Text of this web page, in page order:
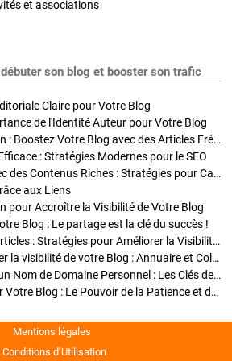
et associations
son blog et booster son trafic
Claire pour Votre Blog
de l'Identité Auteur pour Votre Blog
Stratégies de Publication : Boostez Votre Blog avec des Articles Fréquents et Exclusifs
: Stratégies Modernes pour le SEO
Enrichir Vos Articles avec des Contenus Riches : Stratégies pour Captiver et Optimiser
aux Liens
pour Accroître la Visibilité de Votre Blog
Blog : Le partage est la clé du succès !
Optimisation SEO des Articles : Stratégies pour Améliorer la Visibilité de Votre Blog
Stratégies pour améliorer la visibilité de votre Blog : Annuaire et Collaborations
Pourquoi Investir dans un Nom de Domaine Personnel : Les Clés de la Réussite de Votre Blog
Comment Faire Émerger Votre Blog : Le Pouvoir de la Patience et de la Persévérance
Mentions légales
Conditions d’Utilisation